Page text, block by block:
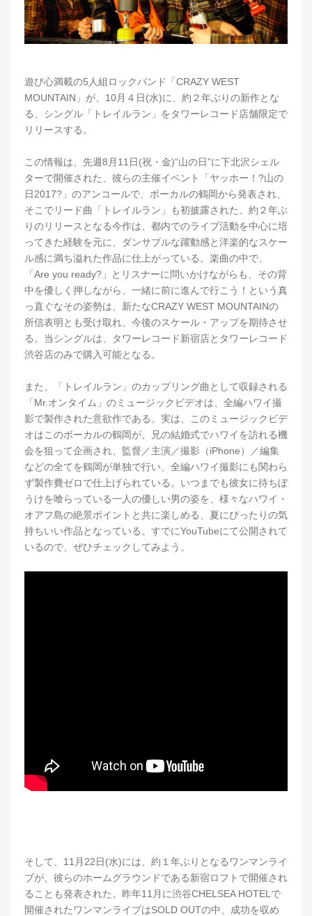
遊び心満載の5人組ロックバンド「CRAZY WEST
MOUNTAIN」が、10月４日(水)に、約２年ぶりの新作とな
る、シングル「トレイルラン」をタワーレコード店舗限定で
リリースする。
この情報は、先週8月11日(祝・金)“山の日”に下北沢シェル
ターで開催された、彼らの主催イベント「ヤッホー！?山の
日2017?」のアンコールで、ボーカルの鶴岡から発表され、
そこでリード曲「トレイルラン」も初披露された。約２年ぶ
りのリリースとなる今作は、都内でのライブ活動を中心に培
ってきた経験を元に、ダンサブルな躍動感と洋楽的なスケー
ル感に満ち溢れた作品に仕上がっている。楽曲の中で、
「Are you ready?」とリスナーに問いかけながらも、その背
中を優しく押しながら、一緒に前に進んで行こう！という真
っ直ぐなその姿勢は、新たなCRAZY WEST MOUNTAINの
所信表明とも受け取れ、今後のスケール・アップを期待させ
る。当シングルは、タワーレコード新宿店とタワーレコード
渋谷店のみで購入可能となる。
また、「トレイルラン」のカップリング曲として収録される
「Mr.オンタイム」のミュージックビデオは、全編ハワイ撮
影で製作された意欲作である。実は、このミュージックビデ
オはこのボーカルの鶴岡が、兄の結婚式でハワイを訪れる機
会を狙って企画され、監督／主演／撮影（iPhone）／編集
などの全てを鶴岡が単独で行い、全編ハワイ撮影にも関わら
ず製作費ゼロで仕上げられている。いつまでも彼女に待ちぼ
うけを喰らっている一人の優しい男の姿を、様々なハワイ・
オアフ島の絶景ポイントと共に楽しめる、夏にぴったりの気
持ちいい作品となっている。すでにYouTubeにて公開されて
いるので、ぜひチェックしてみよう。
そして、11月22日(水)には、約１年ぶりとなるワンマンライ
ブが、彼らのホームグラウンドである新宿ロフトで開催され
ることも発表された。昨年11月に渋谷CHELSEA HOTELで
開催されたワンマンライブはSOLD OUTの中、成功を収め